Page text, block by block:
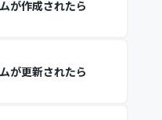
が作成されたら
が更新されたら